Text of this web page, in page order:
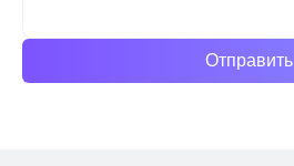
Отправить